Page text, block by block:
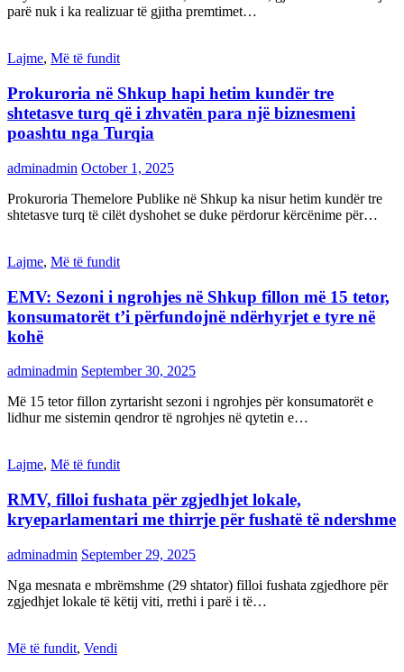
parë nuk i ka realizuar të gjitha premtimet…
Lajme, Më të fundit
Prokuroria në Shkup hapi hetim kundër tre
shtetasve turq që i zhvatën para një biznesmeni
poashtu nga Turqia
adminadmin October 1, 2025
Prokuroria Themelore Publike në Shkup ka nisur hetim kundër tre
shtetasve turq të cilët dyshohet se duke përdorur kërcënime për…
Lajme, Më të fundit
EMV: Sezoni i ngrohjes në Shkup fillon më 15 tetor,
konsumatorët t’i përfundojnë ndërhyrjet e tyre në
kohë
adminadmin September 30, 2025
Më 15 tetor fillon zyrtarisht sezoni i ngrohjes për konsumatorët e
lidhur me sistemin qendror të ngrohjes në qytetin e…
Lajme, Më të fundit
RMV, filloi fushata për zgjedhjet lokale,
kryeparlamentari me thirrje për fushatë të ndershme
adminadmin September 29, 2025
Nga mesnata e mbrëmshme (29 shtator) filloi fushata zgjedhore për
zgjedhjet lokale të këtij viti, rrethi i parë i të…
Më të fundit, Vendi